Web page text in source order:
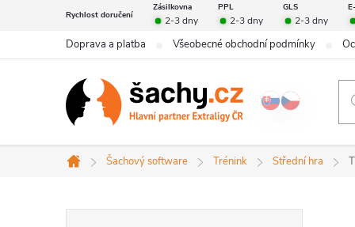
obsah
Rychlost doručení
Zásilkovna PPL GLS
2-3 dny 2-3 dny 2-3 dny
Doprava a platba Všeobecné obchodní podmínky
Domů
Šachový software Trénink Střední hra